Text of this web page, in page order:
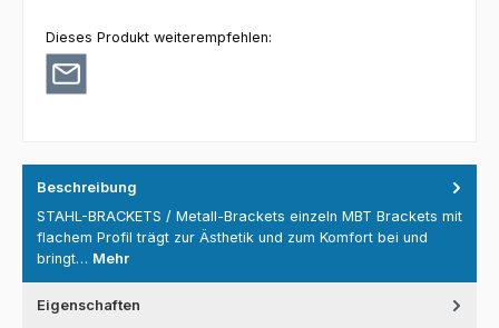
Dieses Produkt weiterempfehlen:
Beschreibung
STAHL-BRACKETS / Metall-Brackets einzeln MBT Brackets mit
flachem Profil trägt zur Ästhetik und zum Komfort bei und
bringt… Mehr
Eigenschaften